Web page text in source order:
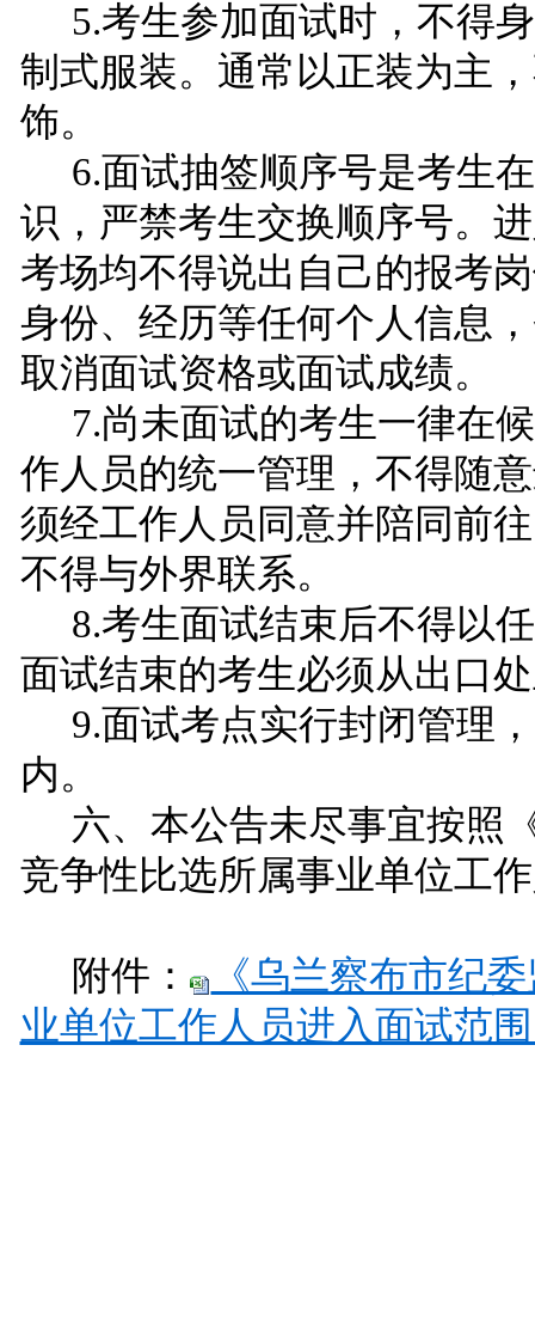
5.考生参加面试时，不得
制式服装。通常以正装为主
饰。
6.面试抽签顺序号是考生
识，严禁考生交换顺序号。
考场均不得说出自己的报考
身份、经历等任何个人信息
取消面试资格或面试成绩。
7.尚未面试的考生一律在
作人员的统一管理，不得随
须经工作人员同意并陪同前
不得与外界联系。
8.考生面试结束后不得以
面试结束的考生必须从出口
9.面试考点实行封闭管理
内。
六、本公告未尽事宜按照
竞争性比选所属事业单位工
附件：
《乌兰察布市纪
业单位工作人员进入面试范